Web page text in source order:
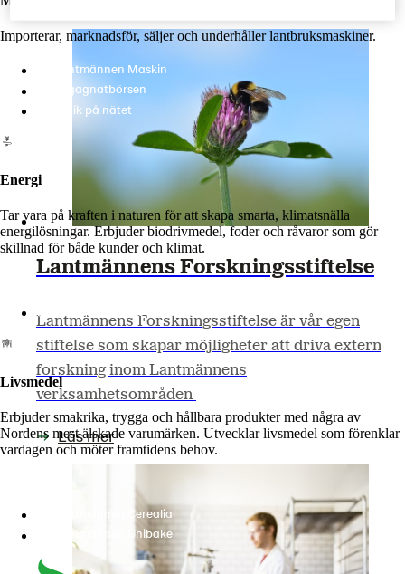
Importerar, marknadsför, säljer och underhåller lantbruksmaskiner.
Lantmännen Maskin
Begagnatbörsen
Butik på nätet
Energi
Tar vara på kraften i naturen för att skapa smarta, klimatsnälla
energilösningar. Erbjuder biodrivmedel, foder och råvaror som gör
skillnad för både kunder och klimat.
Livsmedel
Erbjuder smakrika, trygga och hållbara produkter med några av
Nordens mest älskade varumärken. Utvecklar livsmedel som förenklar
vardagen och möter framtidens behov.
Lantmännen Cerealia
Lantmännen Unibake
Lantmännens Forskningsstiftelse
Lantmännens Forskningsstiftelse är vår egen
stiftelse som skapar möjligheter att driva extern
forskning inom Lantmännens
verksamhetsområden
Läs mer